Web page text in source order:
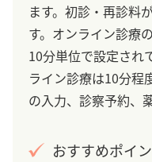
ます。初診・再診料
す。オンライン診療
10分単位で設定され
ライン診療は10分程
の入力、診察予約、
おすすめポイ